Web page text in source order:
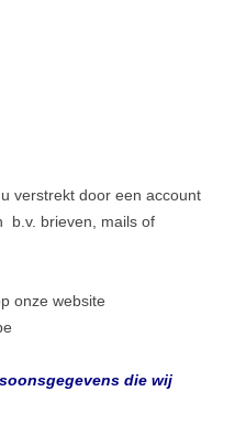
verstrekt door een account
b.v. brieven, mails of
onze website
die wij